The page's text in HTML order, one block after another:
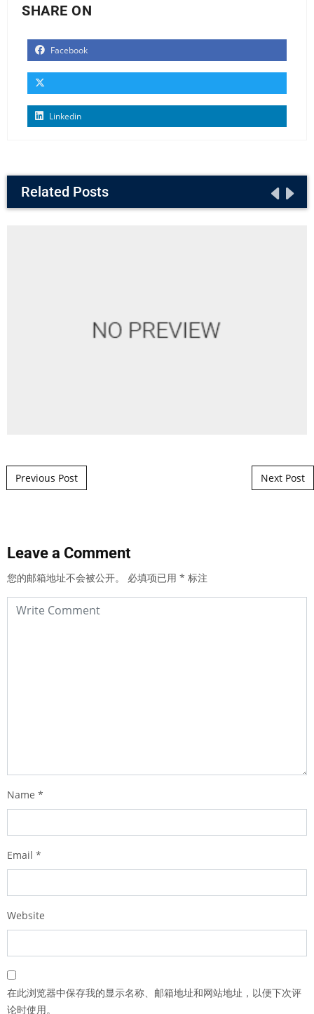
SHARE ON
Facebook
Linkedin
Related Posts
Post navigation
Previous Post Next Post
Leave a Comment
您的邮箱地址不会被公开。 必填项已用 * 标注
Name *
Email *
Website
在此浏览器中保存我的显示名称、邮箱地址和网站地址，以便下次评
论时使用。